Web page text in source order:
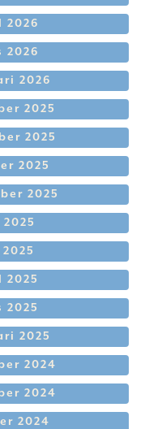
2026
2026
2026
2025
2025
2025
2025
2025
2025
2025
2024
2024
2024